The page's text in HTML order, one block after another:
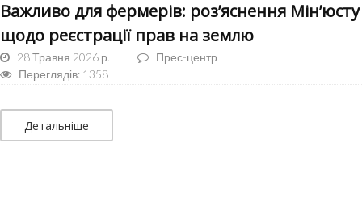
Важливо для фермерів: роз’яснення Мін’юсту
щодо реєстрації прав на землю
28 Травня 2026 р.
Прес-центр
Переглядів: 1358
Детальніше